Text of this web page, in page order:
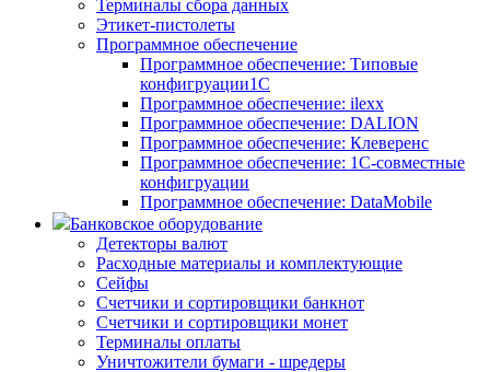
Терминалы сбора данных
Этикет-пистолеты
Программное обеспечение
Программное обеспечение: Типовые
конфигруации1С
Программное обеспечение: ilexx
Программное обеспечение: DALION
Программное обеспечение: Клеверенс
Программное обеспечение: 1С-совместные
конфигруации
Программное обеспечение: DataMobile
Банковское оборудование
Детекторы валют
Расходные материалы и комплектующие
Сейфы
Счетчики и сортировщики банкнот
Счетчики и сортировщики монет
Терминалы оплаты
Уничтожители бумаги - шредеры